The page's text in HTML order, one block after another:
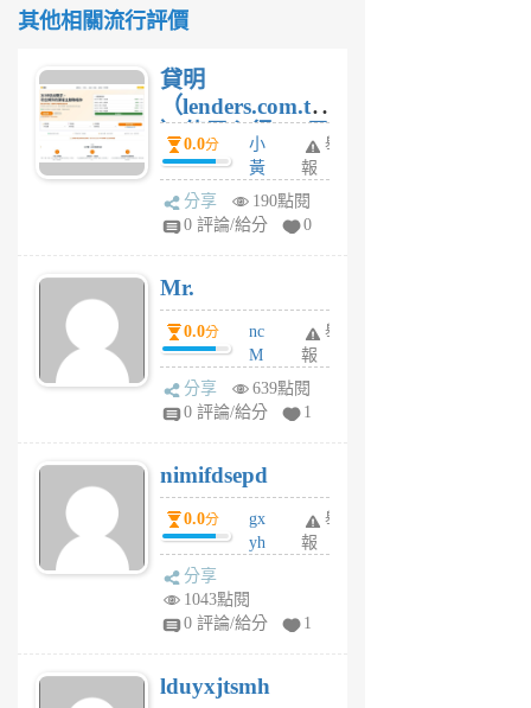
其他相關流行評價
貸明
（lenders.com.tw
）使用心得 — 民
間貸款比較平台
體驗
0.0分
小
黃
蜂
1
舉
報
分享
190點閱
0 評論/給分
0
Mr.
0.0分
nc
M
U
F
U
5
個
月
舉
報
分享
639點閱
0 評論/給分
1
nimifdsepd
0.0分
gx
yh
jl
月
舉
報
分享
1043點閱
0 評論/給分
1
lduyxjtsmh